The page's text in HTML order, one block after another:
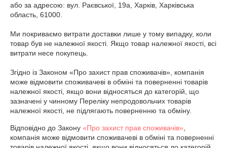
або за адресою: вул. Раєвської, 19а, Харків, Харківська
область, 61000.
Ми покриваємо витрати доставки лише у тому випадку, коли
товар був не належної якості. Якщо товар належної якості, всі
витрати несе покупець.
Згідно із Законом «Про захист прав споживачів», компанія
може відмовити споживачеві в обміні та поверненні товарів
належної якості, якщо вони відносяться до категорій, що
зазначені у чинному Переліку непродовольчих товарів
належної якості, не підлягають поверненню та обміну.
Відповідно до Закону «Про захист прав споживачів»
компанія може відмовити споживачеві в обміні та поверненні